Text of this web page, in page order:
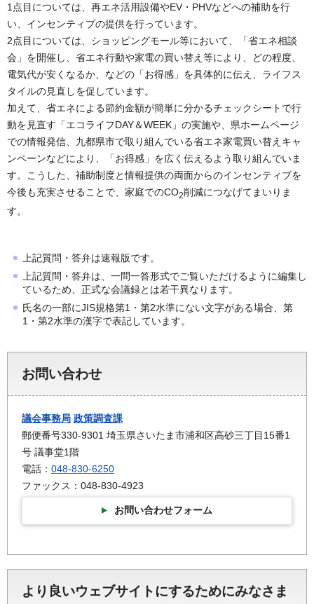
1点目については、再エネ活用設備やEV・PHVなどへの補助を行
い、インセンティブの提供を行っています。
2点目については、ショッピングモール等において、「省エネ相談
会」を開催し、省エネ行動や家電の買い替え等により、どの程度、
電気代が安くなるか、などの「お得感」を具体的に伝え、ライフス
タイルの見直しを促しています。
加えて、省エネによる節約金額が簡単に分かるチェックシートで行
動を見直す「エコライフDAY＆WEEK」の実施や、県ホームページ
での情報発信、九都県市で取り組んでいる省エネ家電買い替えキャ
ンペーンなどにより、「お得感」を広く伝えるよう取り組んでいま
す。こうした、補助制度と情報提供の両面からのインセンティブを
今後も充実させることで、家庭でのCO2削減につなげてまいりま
す。
上記質問・答弁は速報版です。
上記質問・答弁は、一問一答形式でご覧いただけるように編集し
ているため、正式な会議録とは若干異なります。
氏名の一部にJIS規格第1・第2水準にない文字がある場合、第
1・第2水準の漢字で表記しています。
お問い合わせ
議会事務局 政策調査課
郵便番号330-9301 埼玉県さいたま市浦和区高砂三丁目15番1
号 議事堂1階
電話： 048-830-6250
ファックス：048-830-4923
お問い合わせフォーム
より良いウェブサイトにするためにみなさま